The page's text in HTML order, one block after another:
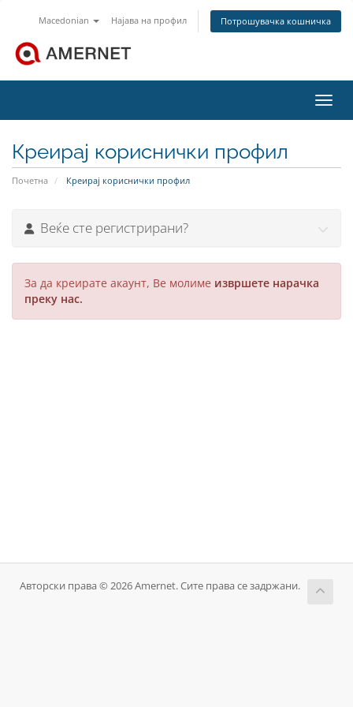
Macedonian Најава на профил Потрошувачка кошничка
Креирај кориснички профил
Почетна Креирај кориснички профил
Веќе сте регистрирани?
За да креирате акаунт, Ве молиме извршете нарачка
преку нас.
Авторски права © 2026 Amernet. Сите права се задржани.